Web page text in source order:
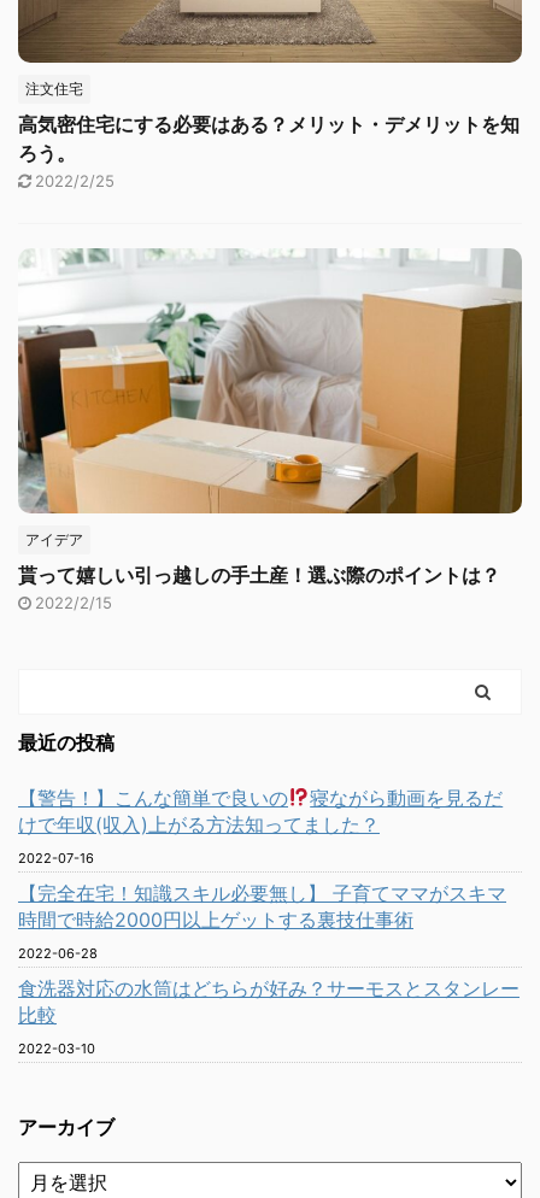
注文住宅
高気密住宅にする必要はある？メリット・デメリットを知
ろう。
2022/2/25
アイデア
貰って嬉しい引っ越しの手土産！選ぶ際のポイントは？
2022/2/15
最近の投稿
【警告！】こんな簡単で良いの
寝ながら動画を見るだ
けで年収(収入)上がる方法知ってました？
2022-07-16
【完全在宅！知識スキル必要無し】 子育てママがスキマ
時間で時給2000円以上ゲットする裏技仕事術
2022-06-28
食洗器対応の水筒はどちらが好み？サーモスとスタンレー
比較
2022-03-10
アーカイブ